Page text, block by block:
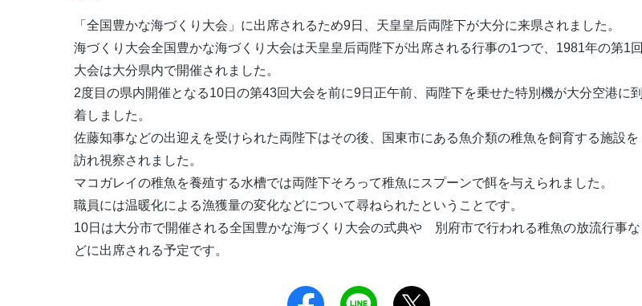
「全国豊かな海づくり大会」に出席されるため9日、天皇皇后両陛下が大分に来県されました。
海づくり大会全国豊かな海づくり大会は天皇皇后両陛下が出席される行事の1つで、1981年の第1回
大会は大分県内で開催されました。
2度目の県内開催となる10日の第43回大会を前に9日正午前、両陛下を乗せた特別機が大分空港に到
着しました。
佐藤知事などの出迎えを受けられた両陛下はその後、国東市にある魚介類の稚魚を飼育する施設を
訪れ視察されました。
マコガレイの稚魚を養殖する水槽では両陛下そろって稚魚にスプーンで餌を与えられました。
職員には温暖化による漁獲量の変化などについて尋ねられたということです。
10日は大分市で開催される全国豊かな海づくり大会の式典や 別府市で行われる稚魚の放流行事な
どに出席される予定です。